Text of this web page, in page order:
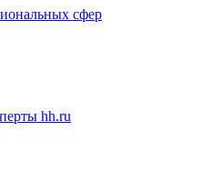
сфер
hh.ru